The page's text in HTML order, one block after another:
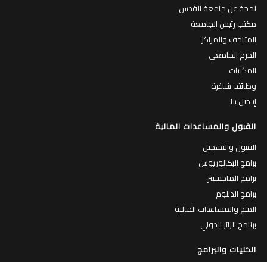
لمحة عن جامعة القدس
مكتب رئيس الجامعة
المتاحف والمراكز
الحرم الجامعي
المكتبات
وظائف شاغرة
إتـصل بنا
القبول والمساعدات المالية
القبول والتسجيل
برامج البكالوريوس
برامج الماجستير
برامج الدبلوم
المنح والمساعدات المالية
برنامج الزائر الدولي
الكليات والبرامج